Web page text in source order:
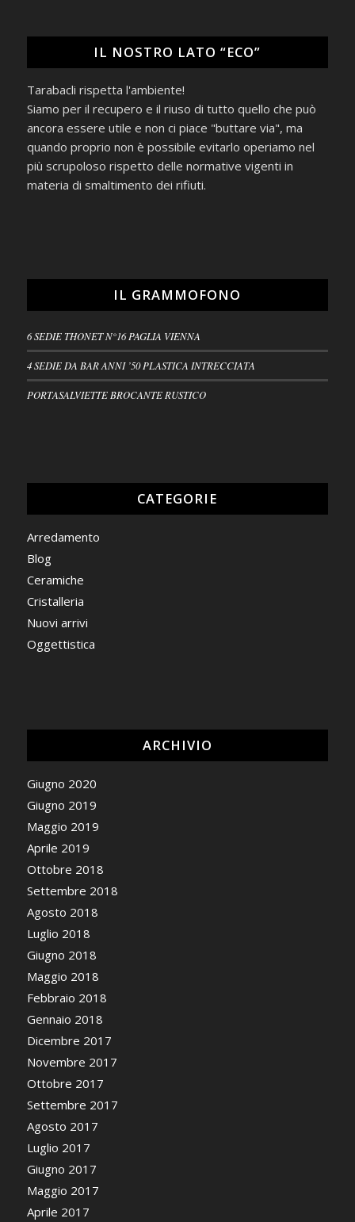
IL NOSTRO LATO “ECO”
Tarabacli rispetta l'ambiente!
Siamo per il recupero e il riuso di tutto quello che può
ancora essere utile e non ci piace "buttare via", ma
quando proprio non è possibile evitarlo operiamo nel
più scrupoloso rispetto delle normative vigenti in
materia di smaltimento dei rifiuti.
IL GRAMMOFONO
6 SEDIE THONET N°16 PAGLIA VIENNA
4 SEDIE DA BAR ANNI ’50 PLASTICA INTRECCIATA
PORTASALVIETTE BROCANTE RUSTICO
CATEGORIE
Arredamento
Blog
Ceramiche
Cristalleria
Nuovi arrivi
Oggettistica
ARCHIVIO
Giugno 2020
Giugno 2019
Maggio 2019
Aprile 2019
Ottobre 2018
Settembre 2018
Agosto 2018
Luglio 2018
Giugno 2018
Maggio 2018
Febbraio 2018
Gennaio 2018
Dicembre 2017
Novembre 2017
Ottobre 2017
Settembre 2017
Agosto 2017
Luglio 2017
Giugno 2017
Maggio 2017
Aprile 2017